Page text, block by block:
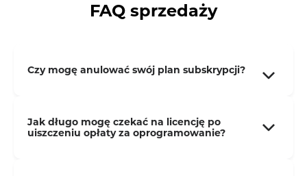
FAQ sprzedaży
Czy mogę anulować swój plan subskrypcji?
Jak długo mogę czekać na licencję po
uiszczeniu opłaty za oprogramowanie?